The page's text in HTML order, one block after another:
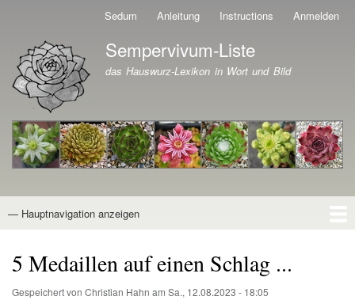
Direkt
zum
Inhalt
Sedum Anleitung Instructions Anmelden
Branding der Website
Sempervivum-Liste
das Hauswurz-Lexikon in Wort und Bild
Hauptnavigation
— Hauptnavigation anzeigen
5 Medaillen auf einen Schlag ...
Gespeichert von Christian Hahn am Sa., 12.08.2023 - 18:05